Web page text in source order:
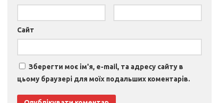
Сайт
Зберегти моє ім'я, e-mail, та адресу сайту в
цьому браузері для моїх подальших коментарів.